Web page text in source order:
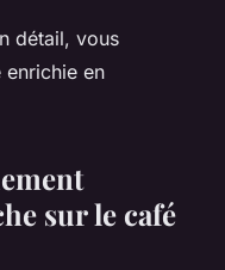
détail, vous
en
sur le café